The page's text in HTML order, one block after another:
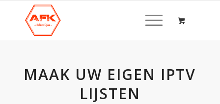
MAAK UW EIGEN IPTV
LIJSTEN